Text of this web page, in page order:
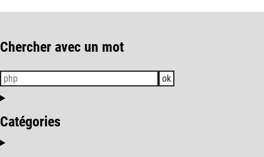
Chercher avec un mot
ok
Catégories